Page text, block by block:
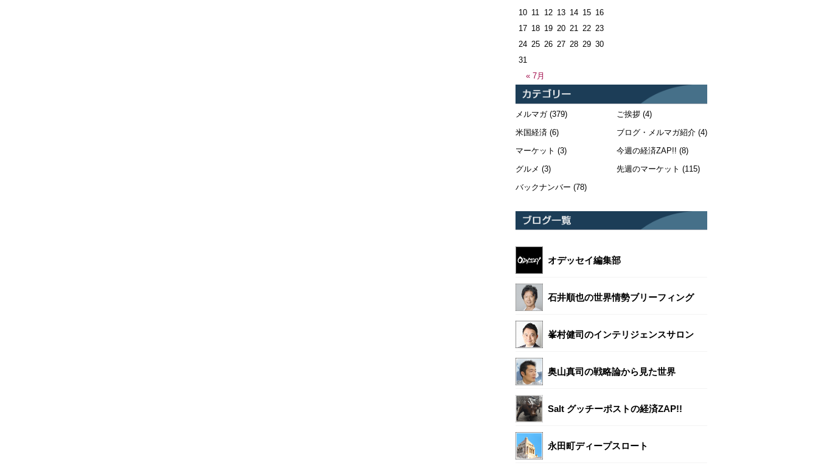
« 7月
10 11 12 13 14 15 16
17 18 19 20 21 22 23
24 25 26 27 28 29 30
31
メルマガ(379)
米国経済 (6)
マーケット (3)
グルメ (3)
バックナンバー (78)
ご挨拶(4)
ブログ・メルマガ紹介(4)
今週の経済ZAP!! (8)
先週のマーケット (115)
オデッセイ編集部
石井順也の世界情勢ブリーフィング
峯村健司のインテリジェンスサロン
奥山真司の戦略論から見た世界
Salt グッチーポストの経済ZAP!!
永田町ディープスロート